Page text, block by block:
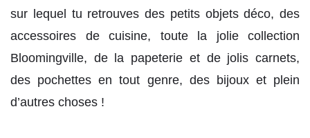
sur lequel tu retrouves des petits objets déco, des
accessoires de cuisine, toute la jolie collection
Bloomingville, de la papeterie et de jolis carnets,
des pochettes en tout genre, des bijoux et plein
d’autres choses !